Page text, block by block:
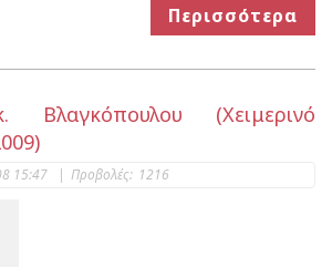
Περισσότερα
(Χειμερινό
15:47 | Προβολές: 1216